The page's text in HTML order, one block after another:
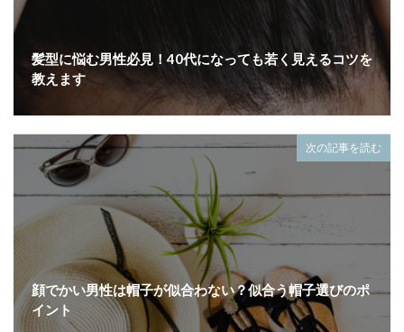
髪型に悩む男性必見！40代になっても若く見えるコツを
教えます
次の記事を読む
顔でかい男性は帽子が似合わない？似合う帽子選びのポ
イント